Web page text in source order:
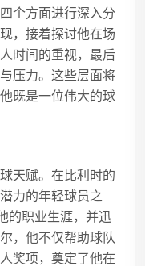
个方面进行深入分
，接着探讨他在场
时间的重视，最后
压力。这些层面将
既是一位伟大的球
天赋。在比利时的
力的年轻球员之
的职业生涯，并迅
，他不仅帮助球队
奖项，奠定了他在